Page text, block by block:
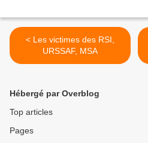
< Les victimes des RSI,
URSSAF, MSA
Hébergé par Overblog
Top articles
Pages